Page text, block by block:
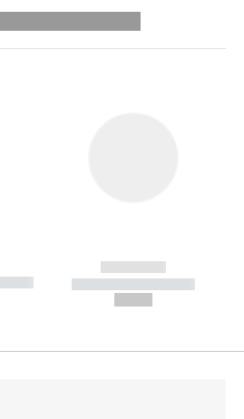
------------
----------- -----------